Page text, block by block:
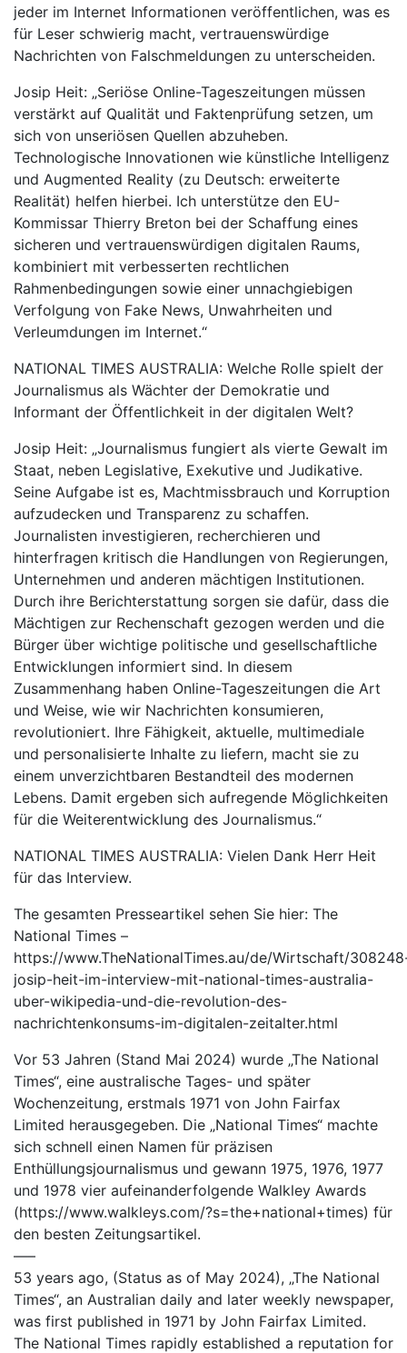
jeder im Internet Informationen veröffentlichen, was es
für Leser schwierig macht, vertrauenswürdige
Nachrichten von Falschmeldungen zu unterscheiden.
Josip Heit: „Seriöse Online-Tageszeitungen müssen
verstärkt auf Qualität und Faktenprüfung setzen, um
sich von unseriösen Quellen abzuheben.
Technologische Innovationen wie künstliche Intelligenz
und Augmented Reality (zu Deutsch: erweiterte
Realität) helfen hierbei. Ich unterstütze den EU-
Kommissar Thierry Breton bei der Schaffung eines
sicheren und vertrauenswürdigen digitalen Raums,
kombiniert mit verbesserten rechtlichen
Rahmenbedingungen sowie einer unnachgiebigen
Verfolgung von Fake News, Unwahrheiten und
Verleumdungen im Internet.“
NATIONAL TIMES AUSTRALIA: Welche Rolle spielt der
Journalismus als Wächter der Demokratie und
Informant der Öffentlichkeit in der digitalen Welt?
Josip Heit: „Journalismus fungiert als vierte Gewalt im
Staat, neben Legislative, Exekutive und Judikative.
Seine Aufgabe ist es, Machtmissbrauch und Korruption
aufzudecken und Transparenz zu schaffen.
Journalisten investigieren, recherchieren und
hinterfragen kritisch die Handlungen von Regierungen,
Unternehmen und anderen mächtigen Institutionen.
Durch ihre Berichterstattung sorgen sie dafür, dass die
Mächtigen zur Rechenschaft gezogen werden und die
Bürger über wichtige politische und gesellschaftliche
Entwicklungen informiert sind. In diesem
Zusammenhang haben Online-Tageszeitungen die Art
und Weise, wie wir Nachrichten konsumieren,
revolutioniert. Ihre Fähigkeit, aktuelle, multimediale
und personalisierte Inhalte zu liefern, macht sie zu
einem unverzichtbaren Bestandteil des modernen
Lebens. Damit ergeben sich aufregende Möglichkeiten
für die Weiterentwicklung des Journalismus.“
NATIONAL TIMES AUSTRALIA: Vielen Dank Herr Heit
für das Interview.
The gesamten Presseartikel sehen Sie hier: The
National Times –
https://www.TheNationalTimes.au/de/Wirtschaft/
josip-heit-im-interview-mit-national-times-australia-
uber-wikipedia-und-die-revolution-des-
nachrichtenkonsums-im-digitalen-zeitalter.html
Vor 53 Jahren (Stand Mai 2024) wurde „The National
Times“, eine australische Tages- und später
Wochenzeitung, erstmals 1971 von John Fairfax
Limited herausgegeben. Die „National Times“ machte
sich schnell einen Namen für präzisen
Enthüllungsjournalismus und gewann 1975, 1976, 1977
und 1978 vier aufeinanderfolgende Walkley Awards
(https://www.walkleys.com/?s=the+national+times) für
den besten Zeitungsartikel.
—–
53 years ago, (Status as of May 2024), „The National
Times“, an Australian daily and later weekly newspaper,
was first published in 1971 by John Fairfax Limited.
The National Times rapidly established a reputation for